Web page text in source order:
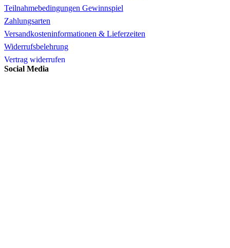
Teilnahmebedingungen Gewinnspiel
Zahlungsarten
Versandkosteninformationen & Lieferzeiten
Widerrufsbelehrung
Vertrag widerrufen
Social Media